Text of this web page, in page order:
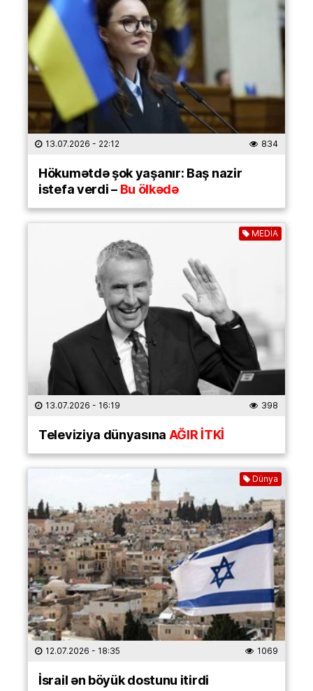
13.07.2026 - 22:12 834
Hökumətdə şok yaşanır: Baş nazir
istefa verdi –Bu ölkədə
MEDİA
13.07.2026 - 16:19 398
Televiziya dünyasınaAĞIR İTKİ
Dünya
12.07.2026 - 18:35 1069
İsrail ən böyük dostunu itirdi